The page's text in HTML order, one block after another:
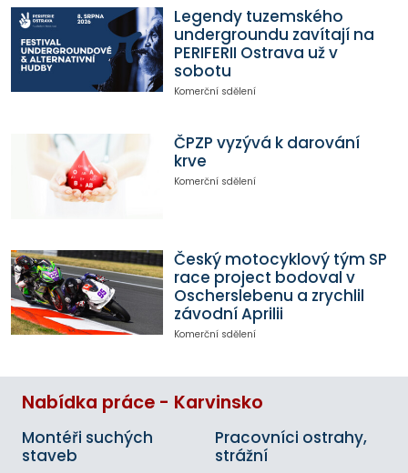
Legendy tuzemského
undergroundu zavítají na
PERIFERII Ostrava už v
sobotu
Komerční sdělení
ČPZP vyzývá k darování
krve
Komerční sdělení
Český motocyklový tým SP
race project bodoval v
Oscherslebenu a zrychlil
závodní Aprilii
Komerční sdělení
Nabídka práce - Karvinsko
Montéři suchých
staveb
Pracovníci ostrahy,
strážní